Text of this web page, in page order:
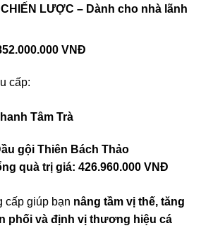
LƯỢC – Dành cho nhà lãnh
VNĐ
cấp:
Tâm Trà
gội Thiên Bách Thảo
quà trị giá: 426.960.000 VNĐ
cấp giúp bạn nâng tầm vị thế, tăng
phối và định vị thương hiệu cá